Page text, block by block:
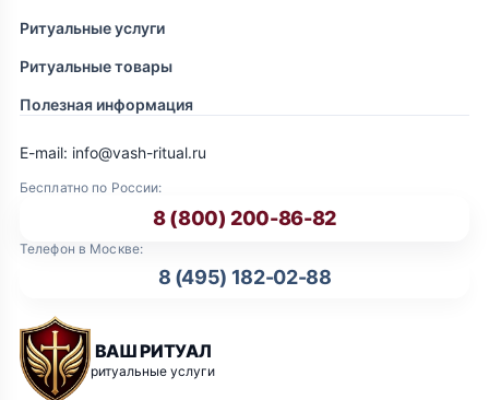
Ритуальные услуги
Ритуальные товары
Полезная информация
ВАШ РИТУАЛ
ритуальные услуги
Бесплатно по России:
8 (800) 200-86-82
Телефон в Москве:
8 (495) 182-02-88
E-mail: info@vash-ritual.ru